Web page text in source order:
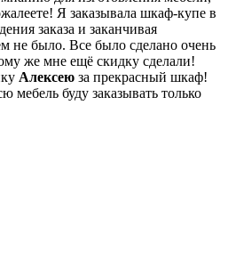
Я заказывала шкаф-купе в
заказа и заканчивая
не было. Все было сделано очень
же мне ещё скидку сделали!
Алексею за прекрасный шкаф!
мебель буду заказывать только